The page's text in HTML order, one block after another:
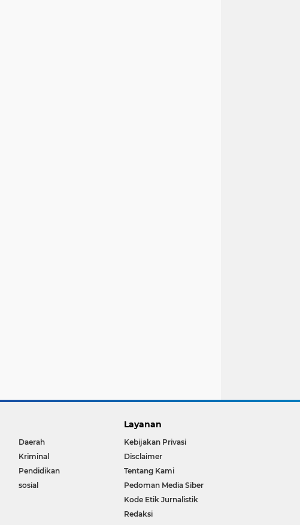
Daerah
Kriminal
Pendidikan
sosial
Layanan
Kebijakan Privasi
Disclaimer
Tentang Kami
Pedoman Media Siber
Kode Etik Jurnalistik
Redaksi